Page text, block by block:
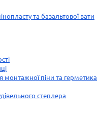
та базальтової вати
монтажної піни та герметика
степлера